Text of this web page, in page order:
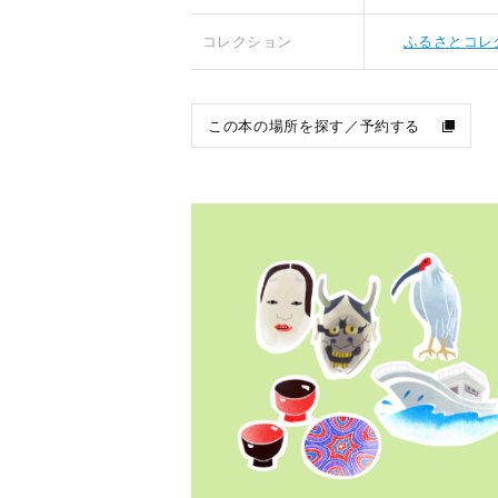
コレクション ふるさとコレ
この本の場所を探す／予約する